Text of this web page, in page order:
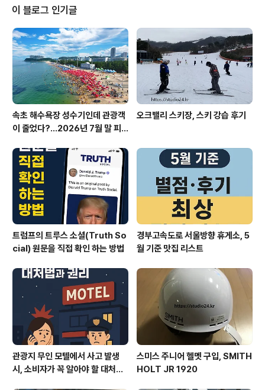
볼을 버리게 되었습니다. 레벨업에 필요한 XP 정리레벨 1
0 : 48,000레벨 20 : 258,000레벨 30 : 1,083,000레
벨 40 : 3,953,000레벨 50 : 12,753,000레벨 60 : 3
4,353,000레벨 70 : 85,853,000레벨 80 : 203,35
3,000 베스트 프랜..
이 블로그 인기글
속초 해수욕장 성수기인데 관광객
이 줄었다?…2026년 7월 말 피
오크밸리 스키장, 스키 강습 후기
트럼프의 트루스 소셜(Truth So
cial) 원문을 직접 확인 하는 방법
경부고속도로 서울방향 휴게소, 5
월 기준 맛집 리스트
관광지 무인 모텔에서 사고 발생
시, 소비자가 꼭 알아야 할 대처법
스미스 주니어 헬멧 구입, SMITH
HOLT JR 1920